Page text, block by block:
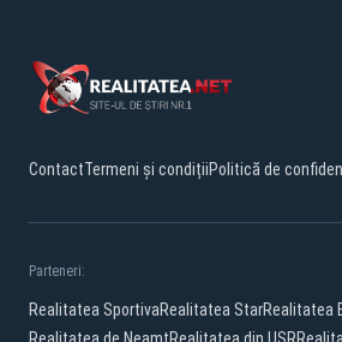
ContactTermeni și condițiiPolitică de
Parteneri:
Realitatea SportivaRealitatea StarRealitatea